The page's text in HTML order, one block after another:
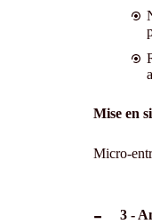
Mise en
Micro-
3 -